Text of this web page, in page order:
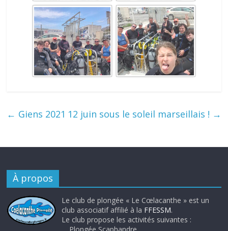
← Giens 2021 12 juin sous le soleil marseillais ! →
À propos
Le club de plongée « Le Cœlacanthe » est un
club associatif affilié à la FFESSM.
Le club propose les activités suivantes :